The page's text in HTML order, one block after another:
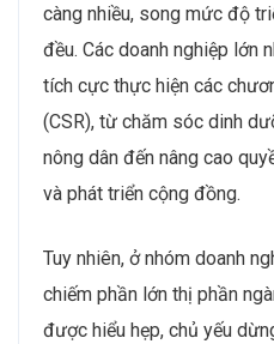
càng nhiều, song mức độ
đều. Các doanh nghiệp lớn
tích cực thực hiện các
(CSR), từ chăm sóc dinh
nông dân đến nâng cao
và phát triển cộng đồng.
Tuy nhiên, ở nhóm doanh
chiếm phần lớn thị phần
được hiểu hẹp, chủ yếu